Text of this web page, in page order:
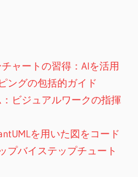
ャートの習得：AIを活用
ングの包括的ガイド
ビジュアルワークの指揮
を用いた図をコード
プバイステップチュート